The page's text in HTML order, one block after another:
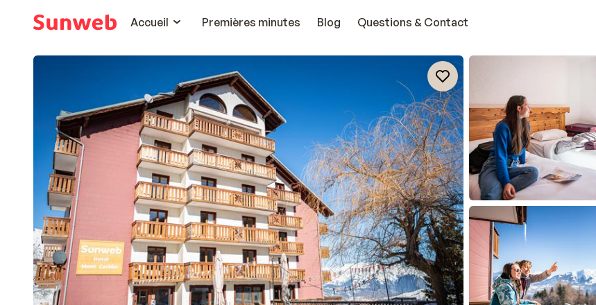
Accueil
Premières minutes Blog Questions & Contact